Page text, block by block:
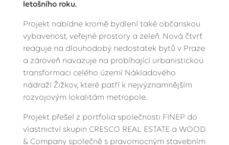
letošního roku.
Projekt nabídne kromě bydlení také občanskou
vybavenost, veřejné prostory a zeleň. Nová čtvrť
reaguje na dlouhodobý nedostatek bytů v Praze
a zároveň navazuje na probíhající urbanistickou
transformaci celého území Nákladového
nádraží Žižkov, které patří k nejvýznamnějším
rozvojovým lokalitám metropole.
Projekt přešel z portfolia společnosti FINEP do
vlastnictví skupin CRESCO REAL ESTATE a WOOD
& Company společně s pravomocným stavebním